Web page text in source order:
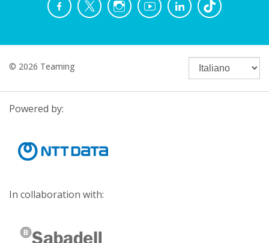
© 2026 Teaming
Powered by:
In collaboration with: